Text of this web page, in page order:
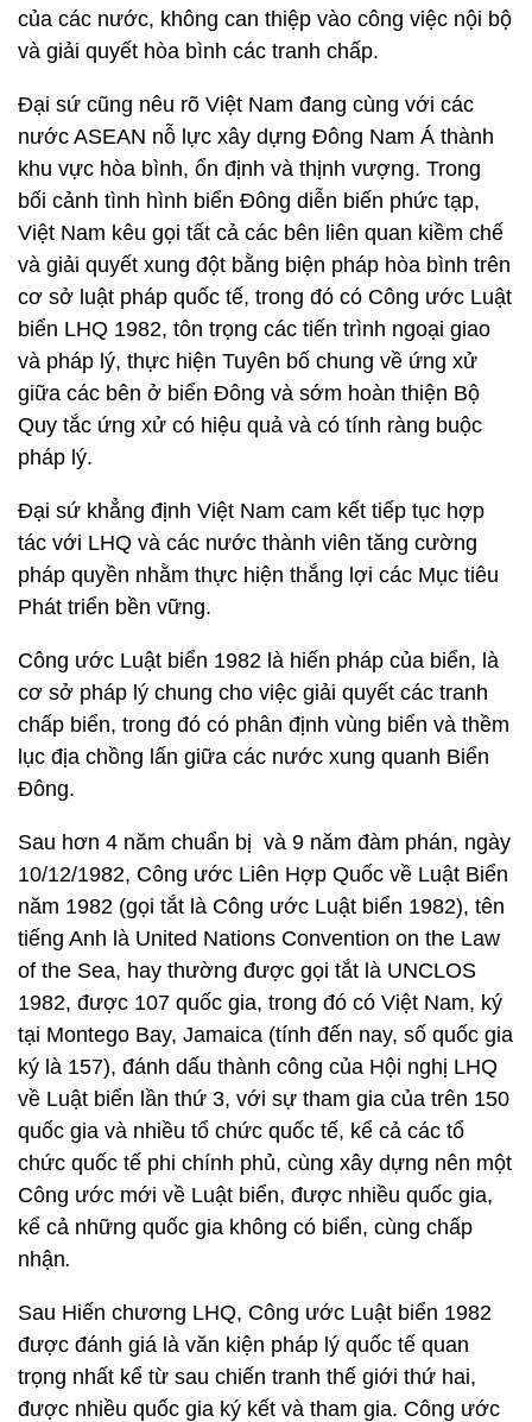
của các nước, không can thiệp vào công việc nội bộ
và giải quyết hòa bình các tranh chấp.
Đại sứ cũng nêu rõ Việt Nam đang cùng với các
nước ASEAN nỗ lực xây dựng Đông Nam Á thành
khu vực hòa bình, ổn định và thịnh vượng. Trong
bối cảnh tình hình biển Đông diễn biến phức tạp,
Việt Nam kêu gọi tất cả các bên liên quan kiềm chế
và giải quyết xung đột bằng biện pháp hòa bình trên
cơ sở luật pháp quốc tế, trong đó có Công ước Luật
biển LHQ 1982, tôn trọng các tiến trình ngoại giao
và pháp lý, thực hiện Tuyên bố chung về ứng xử
giữa các bên ở biển Đông và sớm hoàn thiện Bộ
Quy tắc ứng xử có hiệu quả và có tính ràng buộc
pháp lý.
Đại sứ khẳng định Việt Nam cam kết tiếp tục hợp
tác với LHQ và các nước thành viên tăng cường
pháp quyền nhằm thực hiện thắng lợi các Mục tiêu
Phát triển bền vững.
Công ước Luật biển 1982 là hiến pháp của biển, là
cơ sở pháp lý chung cho việc giải quyết các tranh
chấp biển, trong đó có phân định vùng biển và thềm
lục địa chồng lấn giữa các nước xung quanh Biển
Đông.
Sau hơn 4 năm chuẩn bị và 9 năm đàm phán, ngày
10/12/1982, Công ước Liên Hợp Quốc về Luật Biển
năm 1982 (gọi tắt là Công ước Luật biển 1982), tên
tiếng Anh là United Nations Convention on the Law
of the Sea, hay thường được gọi tắt là UNCLOS
1982, được 107 quốc gia, trong đó có Việt Nam, ký
tại Montego Bay, Jamaica (tính đến nay, số quốc gia
ký là 157), đánh dấu thành công của Hội nghị LHQ
về Luật biển lần thứ 3, với sự tham gia của trên 150
quốc gia và nhiều tổ chức quốc tế, kể cả các tổ
chức quốc tế phi chính phủ, cùng xây dựng nên một
Công ước mới về Luật biển, được nhiều quốc gia,
kể cả những quốc gia không có biển, cùng chấp
nhận.
Sau Hiến chương LHQ, Công ước Luật biển 1982
được đánh giá là văn kiện pháp lý quốc tế quan
trọng nhất kể từ sau chiến tranh thế giới thứ hai,
được nhiều quốc gia ký kết và tham gia. Công ước